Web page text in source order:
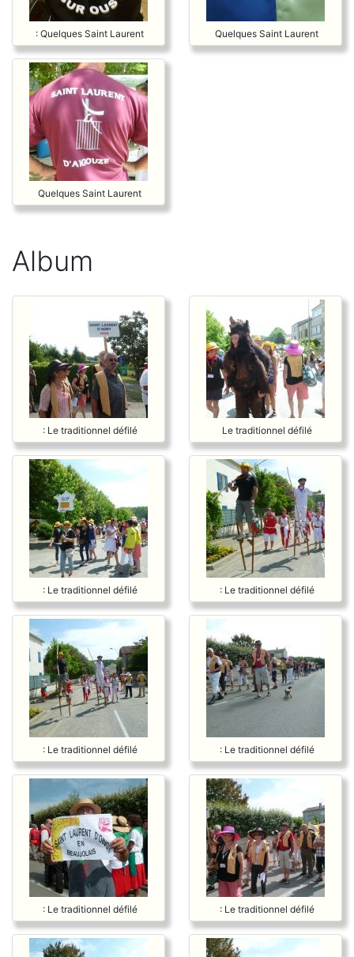
: Quelques Saint Laurent Quelques Saint Laurent
Quelques Saint Laurent
Album
: Le traditionnel défilé Le traditionnel défilé
: Le traditionnel défilé : Le traditionnel défilé
: Le traditionnel défilé : Le traditionnel défilé
: Le traditionnel défilé : Le traditionnel défilé